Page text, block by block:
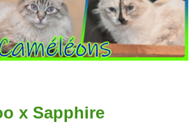
x Sapphire